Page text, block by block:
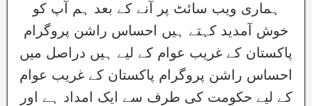
ہماری ویب سائٹ پر آنے کے بعد ہم آپ کو
خوش آمدید کہتے ہیں احساس راشن پروگرام
پاکستان کے غریب عوام کے لیے ہیں دراصل میں
احساس راشن پروگرام پاکستان کے غریب عوام
کے لیے حکومت کی طرف سے ایک امداد ہے اور